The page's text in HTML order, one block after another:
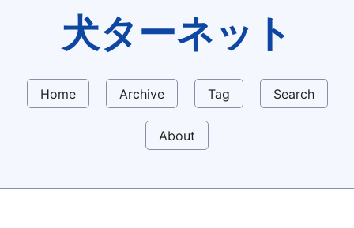
犬ターネット
Home Archive Tag Search
About